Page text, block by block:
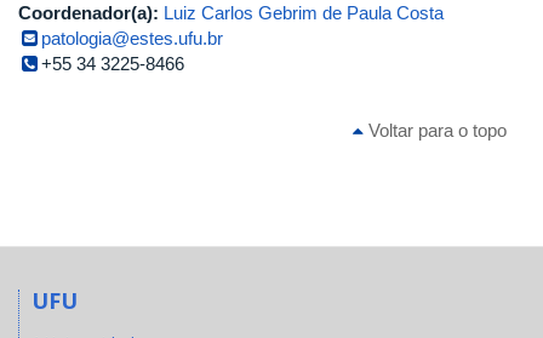
Coordenador(a): Luiz Carlos Gebrim de Paula Costa
patologia@estes.ufu.br
+55 34 3225-8466
Voltar para o topo
UFU